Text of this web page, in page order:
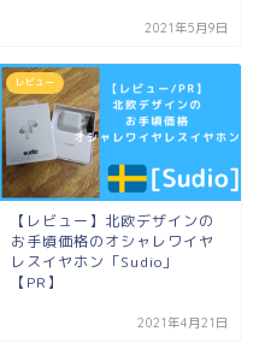
2021年5月9日
レビュー
【レビュー】北欧デザインの
お手頃価格のオシャレワイヤ
レスイヤホン「Sudio」
【PR】
2021年4月21日